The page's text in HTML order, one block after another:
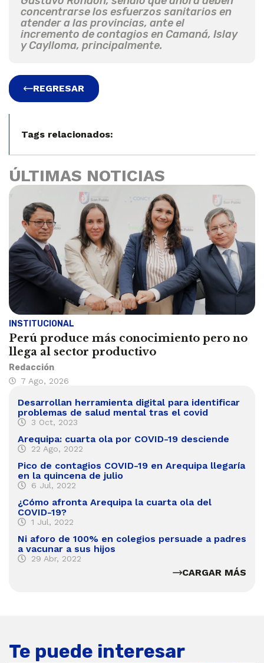
concentrarse los esfuerzos sanitarios en
atender a las provincias, ante el
incremento de contagios en Camaná, Islay
y Caylloma, principalmente.
REGRESAR
Tags relacionados:
ÚLTIMAS NOTICIAS
INSTITUCIONAL
Perú produce más conocimiento pero no
llega al sector productivo
Redacción
7 Ago, 2026
Desarrollan herramienta digital para identificar
problemas de salud mental tras el covid
3 Oct, 2023
Arequipa: cuarta ola por COVID-19 desciende
22 Ago, 2022
Pico de contagios COVID-19 en Arequipa llegaría
en la quincena de julio
6 Jul, 2022
¿Cómo afronta Arequipa la cuarta ola del
COVID-19?
1 Jul, 2022
Ni aforo de 100% en colegios persuade a padres
a vacunar a sus hijos
29 Abr, 2022
CARGAR MÁS
Te puede interesar